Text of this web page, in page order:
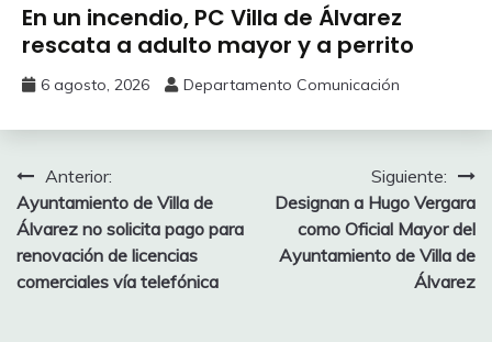
En un incendio, PC Villa de Álvarez
‎rescata a adulto mayor y a perrito
6 agosto, 2026 Departamento Comunicación
Navegación
de
entradas
Anterior:
Ayuntamiento de Villa de
Álvarez no solicita pago para
renovación de licencias
comerciales vía telefónica
Siguiente:
Designan a Hugo Vergara
como Oficial Mayor del
Ayuntamiento de Villa de
Álvarez